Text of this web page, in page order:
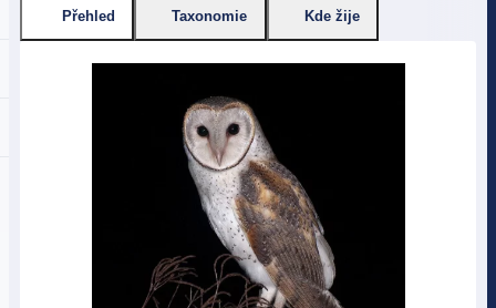
Přehled Taxonomie Kde žije